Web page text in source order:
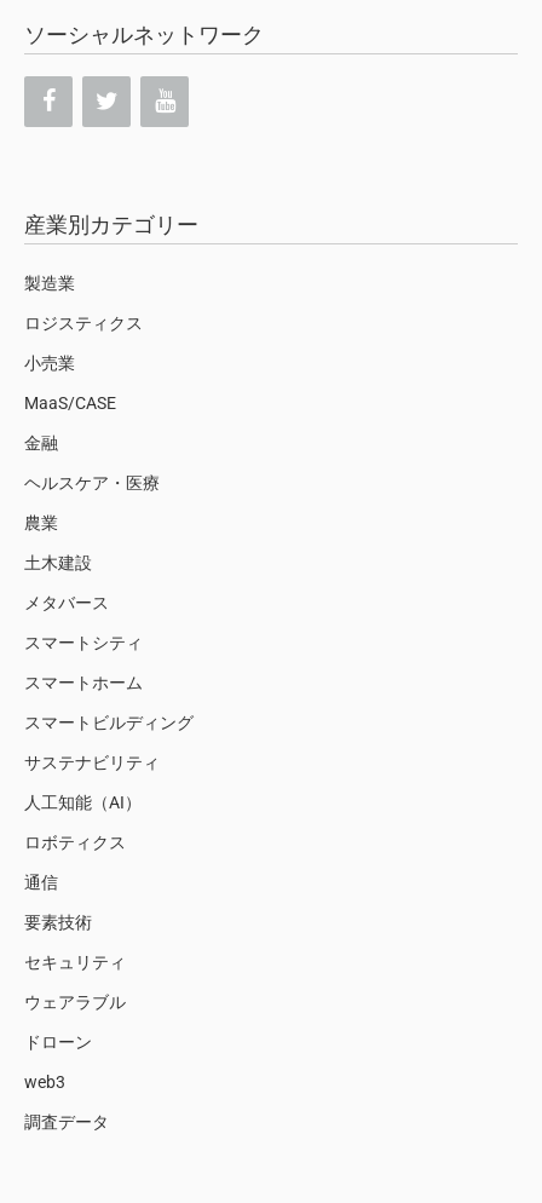
ソーシャルネットワーク
産業別カテゴリー
製造業
ロジスティクス
小売業
MaaS/CASE
金融
ヘルスケア・医療
農業
土木建設
メタバース
スマートシティ
スマートホーム
スマートビルディング
サステナビリティ
人工知能（AI）
ロボティクス
通信
要素技術
セキュリティ
ウェアラブル
ドローン
web3
調査データ